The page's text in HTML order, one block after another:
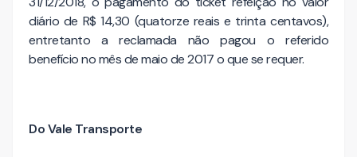
diário de R$ 14,30 (quatorze reais e trinta centavos),
entretanto a reclamada não pagou o referido
benefício no mês de maio de 2017 o que se requer.
Do Vale Transporte